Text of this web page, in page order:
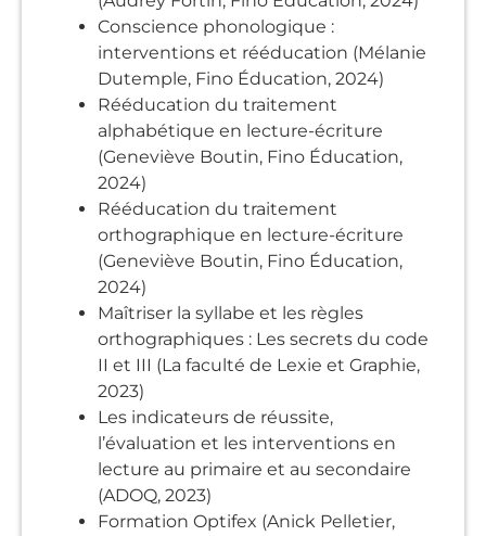
Conscience phonologique :
interventions et rééducation (Mélanie
Dutemple, Fino Éducation, 2024)
Rééducation du traitement
alphabétique en lecture-écriture
(Geneviève Boutin, Fino Éducation,
2024)
Rééducation du traitement
orthographique en lecture-écriture
(Geneviève Boutin, Fino Éducation,
2024)
Maîtriser la syllabe et les règles
orthographiques : Les secrets du code
II et III (La faculté de Lexie et Graphie,
2023)
Les indicateurs de réussite,
l’évaluation et les interventions en
lecture au primaire et au secondaire
(ADOQ, 2023)
Formation Optifex (Anick Pelletier,